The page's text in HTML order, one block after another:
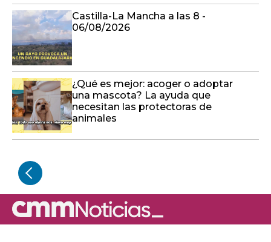
Castilla-La Mancha a las 8 -
06/08/2026
¿Qué es mejor: acoger o adoptar
una mascota? La ayuda que
necesitan las protectoras de
animales